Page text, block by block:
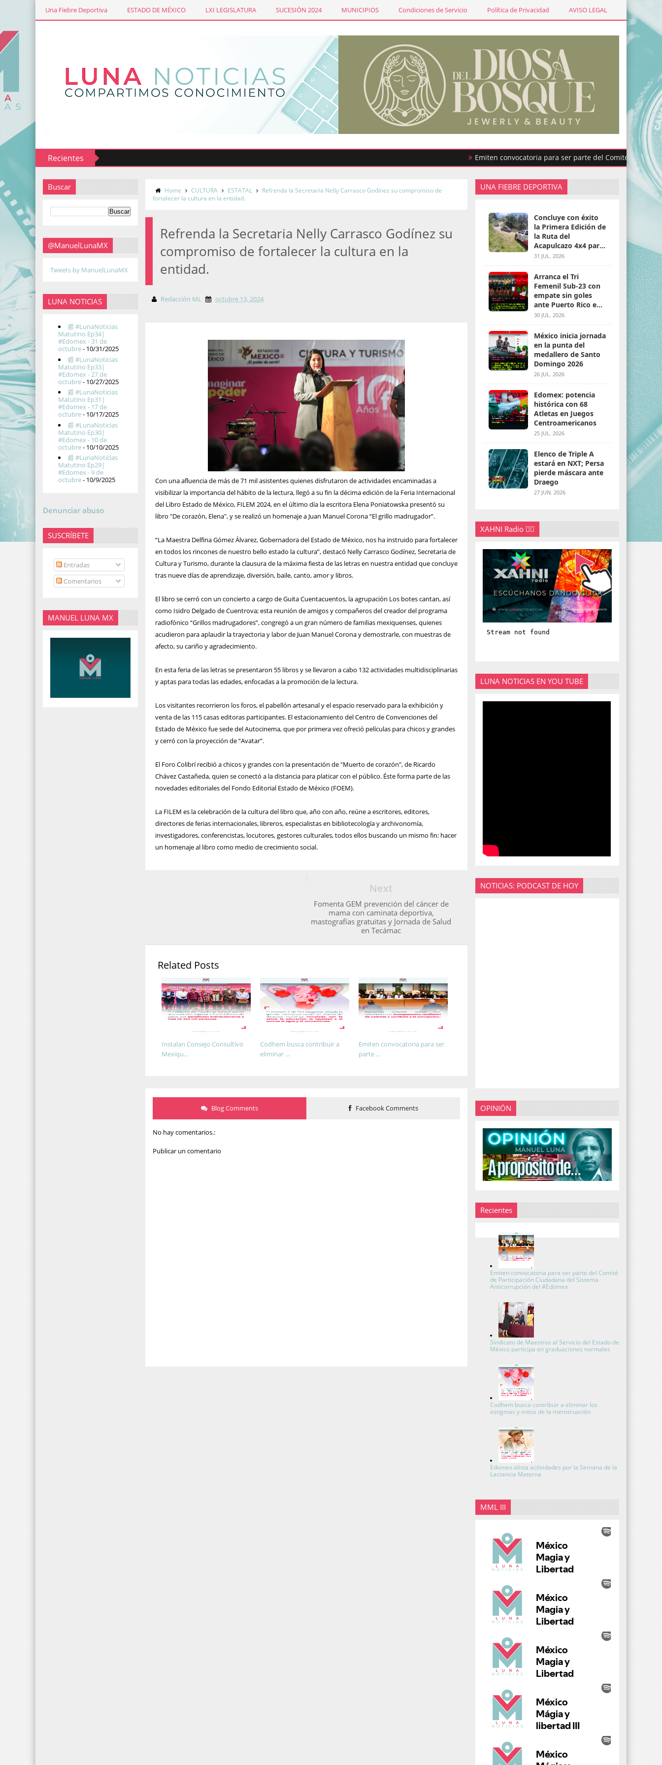
Una Fiebre Deportiva ESTADO DE MÉXICO LXI LEGISLATURA SUCESIÓN 2024 MUNICIPIOS Condiciones de Servicio Política de Privacidad AVISO LEGAL
Recientes Emiten convocatoria para ser parte del Comité de
Buscar
@ManuelLunaMX
Tweets by ManuelLunaMX
LUNA NOTICIAS
📰 #LunaNoticias
Matutino Ep34|
#Edomex - 31 de
octubre- 10/31/2025
📰 #LunaNoticias
Matutino Ep33|
#Edomex - 27 de
octubre- 10/27/2025
📰 #LunaNoticias
Matutino Ep31|
#Edomex - 17 de
octubre- 10/17/2025
📰 #LunaNoticias
Matutino Ep30|
#Edomex - 10 de
octubre- 10/10/2025
📰 #LunaNoticias
Matutino Ep29|
#Edomex - 9 de
octubre- 10/9/2025
Denunciar abuso
SUSCRÍBETE
Entradas
Comentarios
MANUEL LUNA MX
Home CULTURA ESTATAL
Refrenda la Secretaria Nelly Carrasco Godínez su compromiso de
fortalecer la cultura en la entidad.
Refrenda la Secretaria Nelly Carrasco Godínez su
compromiso de fortalecer la cultura en la
entidad.
Redacción ML octubre 13, 2024
Con una afluencia de más de 71 mil asistentes quienes disfrutaron de actividades encaminadas a
visibilizar la importancia del hábito de la lectura, llegó a su fin la décima edición de la Feria Internacional
del Libro Estado de México, FILEM 2024, en el último día la escritora Elena Poniatowska presentó su
libro "De corazón, Elena", y se realizó un homenaje a Juan Manuel Corona “El grillo madrugador”.
“La Maestra Delfina Gómez Álvarez, Gobernadora del Estado de México, nos ha instruido para fortalecer
en todos los rincones de nuestro bello estado la cultura”, destacó Nelly Carrasco Godínez, Secretaria de
Cultura y Turismo, durante la clausura de la máxima fiesta de las letras en nuestra entidad que concluye
tras nueve días de aprendizaje, diversión, baile, canto, amor y libros.
El libro se cerró con un concierto a cargo de Guita Cuentacuentos, la agrupación Los botes cantan, así
como Isidro Delgado de Cuentrova; esta reunión de amigos y compañeros del creador del programa
radiofónico “Grillos madrugadores”, congregó a un gran número de familias mexiquenses, quienes
acudieron para aplaudir la trayectoria y labor de Juan Manuel Corona y demostrarle, con muestras de
afecto, su cariño y agradecimiento.
En esta feria de las letras se presentaron 55 libros y se llevaron a cabo 132 actividades multidisciplinarias
y aptas para todas las edades, enfocadas a la promoción de la lectura.
Los visitantes recorrieron los foros, el pabellón artesanal y el espacio reservado para la exhibición y
venta de las 115 casas editoras participantes. El estacionamiento del Centro de Convenciones del
Estado de México fue sede del Autocinema, que por primera vez ofreció películas para chicos y grandes
y cerró con la proyección de “Avatar”.
El Foro Colibrí recibió a chicos y grandes con la presentación de "Muerto de corazón", de Ricardo
Chávez Castañeda, quien se conectó a la distancia para platicar con el público. Éste forma parte de las
novedades editoriales del Fondo Editorial Estado de México (FOEM).
La FILEM es la celebración de la cultura del libro que, año con año, reúne a escritores, editores,
directores de ferias internacionales, libreros, especialistas en bibliotecología y archivonomía,
investigadores, conferencistas, locutores, gestores culturales, todos ellos buscando un mismo fin: hacer
un homenaje al libro como medio de crecimiento social.
Next
Fomenta GEM prevención del cáncer de
mama con caminata deportiva,
mastografías gratuitas y Jornada de Salud
en Tecámac
Related Posts
Emiten convocatoria para ser
parte ...
Codhem busca contribuir a
eliminar ...
Instalan Consejo Consultivo
Mexiqu...
Blog Comments Facebook Comments
No hay comentarios.:
Publicar un comentario
UNA FIEBRE DEPORTIVA
Concluye con éxito
la Primera Edición de
la Ruta del
Acapulcazo 4x4 para
parejas
31 JUL. 2026
Arranca el Tri
Femenil Sub-23 con
empate sin goles
ante Puerto Rico en
Santo Domingo 2026
30 JUL. 2026
México inicia jornada
en la punta del
medallero de Santo
Domingo 2026
26 JUL. 2026
Edomex: potencia
histórica con 68
Atletas en Juegos
Centroamericanos
25 JUL. 2026
Elenco de Triple A
estará en NXT; Persa
pierde máscara ante
Draego
27 JUN. 2026
XAHNI Radio 👇🏽
LUNA NOTICIAS EN YOU TUBE
NOTICIAS: PODCAST DE HOY
OPINIÓN
Recientes
Emiten convocatoria para ser parte del Comité
de Participación Ciudadana del Sistema
Anticorrupción del #Edomex
Sindicato de Maestros al Servicio del Estado de
México participa en graduaciones normales
Codhem busca contribuir a eliminar los
estigmas y mitos de la menstruación
Edomex alista actividades por la Semana de la
Lactancia Materna
MML III